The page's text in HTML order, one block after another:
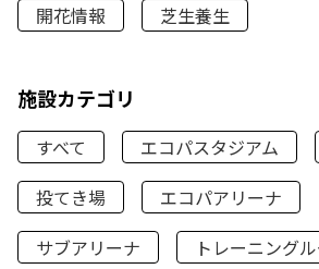
開花情報
芝生養生
施設カテゴリ
すべて エコパスタジアム
投てき場
エコパアリーナ
サブアリーナ
トレーニング